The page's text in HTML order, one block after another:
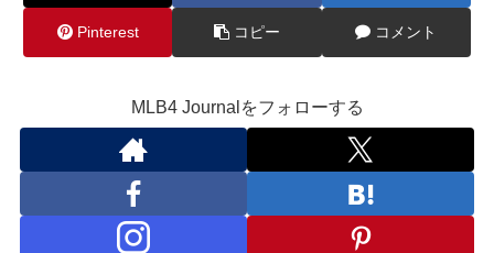
Pinterest コピー コメント
MLB4 Journalをフォローする